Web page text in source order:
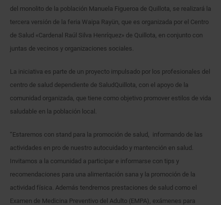
del monolito de la población Manuela Figueroa de Quillota, se realizará la
tercera versión de la feria Waipa Rayün, que es organizada por el Centro
de Salud «Cardenal Raúl Silva Henríquez» de Quillota, en conjunto con
juntas de vecinos y organizaciones sociales.
La iniciativa es parte de un proyecto impulsado por los profesionales del
centro de salud dependiente de SaludQuillota, con el apoyo de la
comunidad organizada, que tiene como objetivo promover estilos de vida
saludable en la población local.
“Estaremos con stand para la promoción de salud, informando de las
actividades en pro de nuestro autocuidado y mantención en salud.
Invitamos a la comunidad a participar e informarse con tips y
recomendaciones para una alimentación sana y la promoción de la
actividad física. Además tendremos prestaciones de salud como el
Examen de Medicina Preventivo del Adulto (EMPA), exámenes para